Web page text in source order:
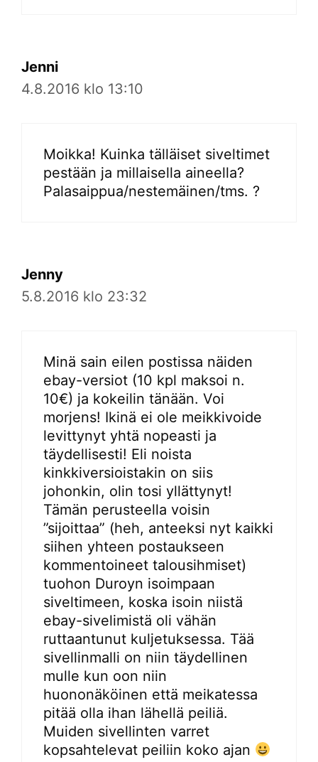
Jenni
4.8.2016 klo 13:10
Moikka! Kuinka tälläiset siveltimet
pestään ja millaisella aineella?
Palasaippua/nestemäinen/tms. ?
Jenny
5.8.2016 klo 23:32
Minä sain eilen postissa näiden
ebay-versiot (10 kpl maksoi n.
10€) ja kokeilin tänään. Voi
morjens! Ikinä ei ole meikkivoide
levittynyt yhtä nopeasti ja
täydellisesti! Eli noista
kinkkiversioistakin on siis
johonkin, olin tosi yllättynyt!
Tämän perusteella voisin
”sijoittaa” (heh, anteeksi nyt kaikki
siihen yhteen postaukseen
kommentoineet talousihmiset)
tuohon Duroyn isoimpaan
siveltimeen, koska isoin niistä
ebay-sivelimistä oli vähän
ruttaantunut kuljetuksessa. Tää
sivellinmalli on niin täydellinen
mulle kun oon niin
huononäköinen että meikatessa
pitää olla ihan lähellä peiliä.
Muiden sivellinten varret
kopsahtelevat peiliin koko ajan